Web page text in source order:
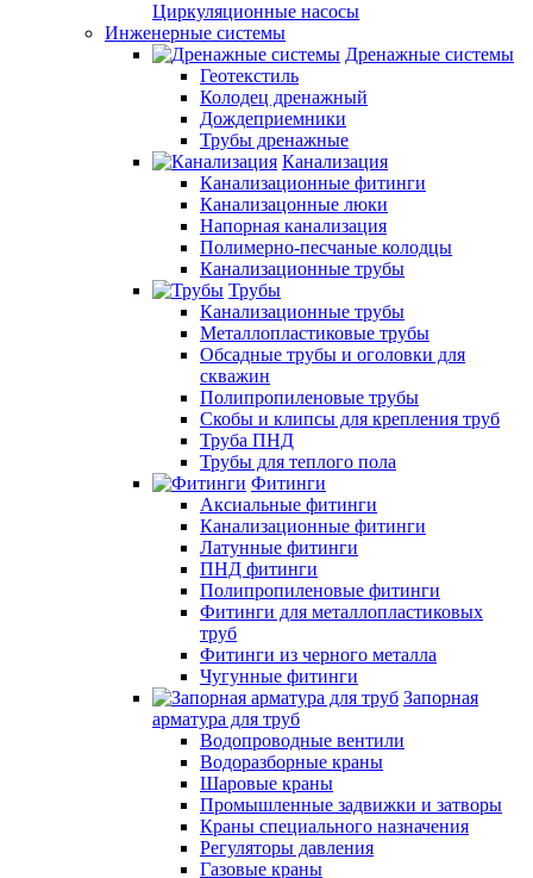
Циркуляционные насосы
Инженерные системы
Дренажные системы
Геотекстиль
Колодец дренажный
Дождеприемники
Трубы дренажные
Канализация
Канализационные фитинги
Канализацонные люки
Напорная канализация
Полимерно-песчаные колодцы
Канализационные трубы
Трубы
Канализационные трубы
Металлопластиковые трубы
Обсадные трубы и оголовки для
скважин
Полипропиленовые трубы
Скобы и клипсы для крепления труб
Труба ПНД
Трубы для теплого пола
Фитинги
Аксиальные фитинги
Канализационные фитинги
Латунные фитинги
ПНД фитинги
Полипропиленовые фитинги
Фитинги для металлопластиковых
труб
Фитинги из черного металла
Чугунные фитинги
Запорная
арматура для труб
Водопроводные вентили
Водоразборные краны
Шаровые краны
Промышленные задвижки и затворы
Краны специального назначения
Регуляторы давления
Газовые краны